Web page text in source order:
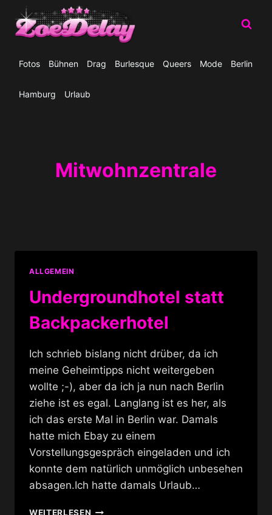
Inhalt
springen
Fotos Bühnen Drag Burlesque Queers Mode Berlin
Hamburg Urlaub
Mitwohnzentrale
ALLGEMEIN
Undergroundhotel statt
Backpackerhotel
Ich schrieb bislang nicht drüber, da ich
meine Geheimtipps nicht weitergeben
wollte ;-), aber da ich ja nun nach Berlin
ziehe ist es egal. Langlang ist es her, als
ich das erste Mal in Berlin war. Damals
hatte mich Ebay zu einem
Vorstellungsgespräch eingeladen und ich
konnte dem natürlich unmöglich unbesehen
absagen.Ich hatte damals Urlaub…
WEITERLESENUNDERGROUNDHOTEL